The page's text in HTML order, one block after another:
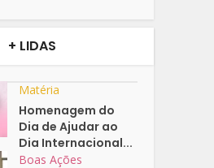
+ LIDAS
Matéria
Homenagem do
Dia de Ajudar ao
Dia Internacional...
Boas Ações